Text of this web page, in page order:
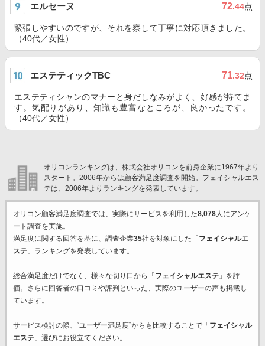
エルセーヌ 72.44点
緊張しやすいのですが、それを察して丁寧に対応頂きました。
（40代／女性）
エステティックTBC 71.32点
エステティシャンのマナーと身だしなみがよく、好感が持てま
す。気配りがあり、知識も豊富なところが、良かったです。
（40代／女性）
オリコンランキングは、株式会社オリコンを前身企業に1967年より
スタート。2006年からは顧客満足度調査を開始。フェイシャルエス
テは、2006年よりランキングを発表しています。
オリコン顧客満足度調査では、実際にサービスを利用した8,078人にアンケ
ート調査を実施。
満足度に関する回答を基に、調査企業35社を対象にした「 フェイシャルエ
ステ」ランキングを発表しています。
総合満足度だけでなく、様々な切り口から「 フェイシャルエステ」を評
価。さらに回答者の口コミや評判といった、実際のユーザーの声も掲載し
ています。
サービス検討の際、“ユーザー満足度”からも比較することで「 フェイシャル
エステ」選びにお役立てください。